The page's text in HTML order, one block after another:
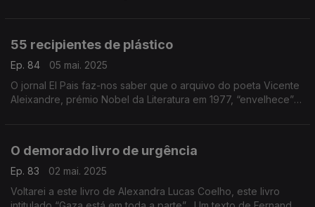
55 recipientes de plástico
Ep. 84
05 mai. 2025
O jornal El Pais faz-nos saber que o arquivo do poeta Vicente
Aleixandre, prémio Nobel da Literatura em 1977, “envelhece”
O demorado livro de urgência
Ep. 83
02 mai. 2025
Voltarei a este livro de Alexandra Lucas Coelho, este livro